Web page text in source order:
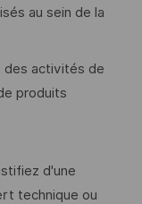
au sein de la
des activités de
produits
d'une
technique ou